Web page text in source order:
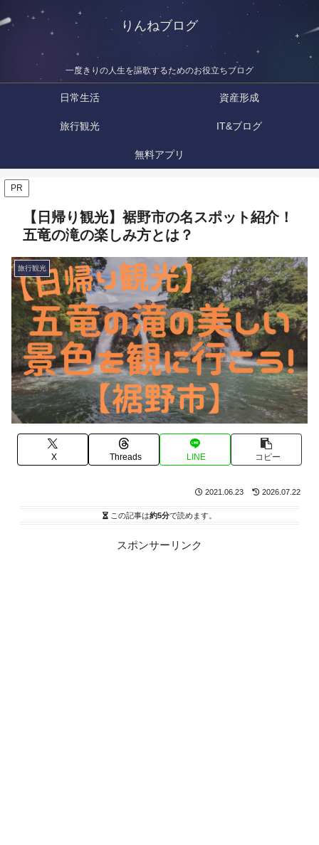
りんねブログ
一度きりの人生を謳歌するためのお役立ちブログ
日常生活 資産形成
旅行観光 IT&ブログ
無料アプリ
PR
【日帰り観光】裾野市の名スポット紹介！
五竜の滝の楽しみ方とは？
旅行観光
X Threads LINE コピー
2021.06.23 2026.07.22
この記事は約5分で読めます。
スポンサーリンク